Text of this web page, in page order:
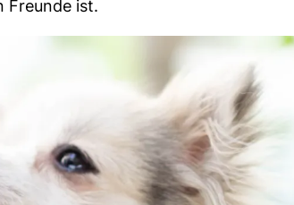
Freunde ist.